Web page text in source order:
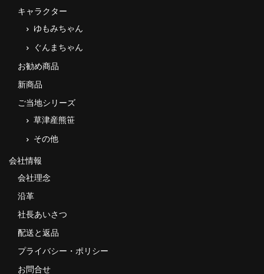
キャラクター
ゆもみちゃん
ぐんまちゃん
お勧め商品
新商品
ご当地シリーズ
草津産熊笹
その他
会社情報
会社理念
沿革
社長あいさつ
配送と返品
プライバシー・ポリシー
お問合せ